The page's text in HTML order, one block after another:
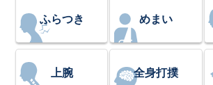
ふらつき めまい
上腕 全身打撲